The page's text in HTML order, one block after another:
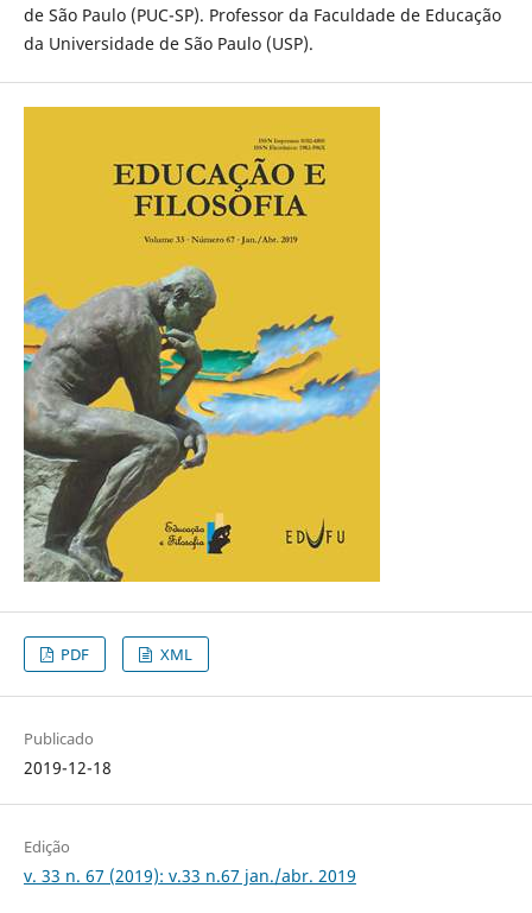
de São Paulo (PUC-SP). Professor da Faculdade de Educação
da Universidade de São Paulo (USP).
PDF XML
Publicado
2019-12-18
Edição
v. 33 n. 67 (2019): v.33 n.67 jan./abr. 2019